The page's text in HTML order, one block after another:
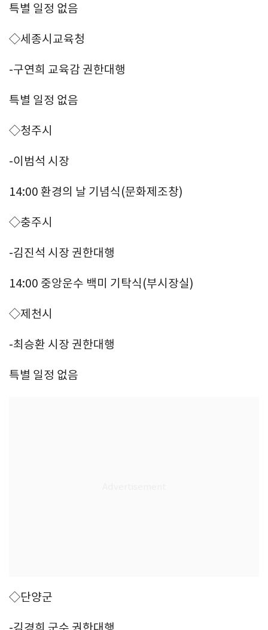
특별 일정 없음
◇세종시교육청
-구연희 교육감 권한대행
특별 일정 없음
◇청주시
-이범석 시장
14:00 환경의 날 기념식(문화제조창)
◇충주시
-김진석 시장 권한대행
14:00 중앙운수 백미 기탁식(부시장실)
◇제천시
-최승환 시장 권한대행
특별 일정 없음
◇단양군